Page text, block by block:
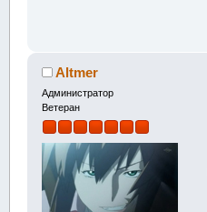
Altmer
Администратор
Ветеран